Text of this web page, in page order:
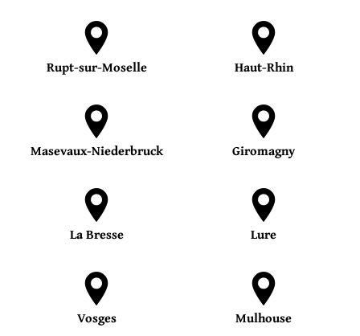
Rupt-sur-Moselle Haut-Rhin
Masevaux-Niederbruck Giromagny
La Bresse Lure
Vosges Mulhouse